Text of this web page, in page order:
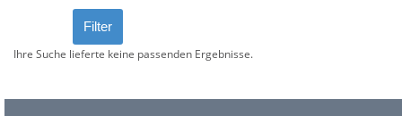
Ihre Suche lieferte keine passenden Ergebnisse.